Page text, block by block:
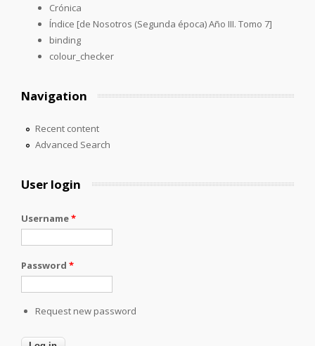
Crónica
Índice [de Nosotros (Segunda época) Año III. Tomo 7]
binding
colour_checker
Navigation
Recent content
Advanced Search
User login
Username*
Password *
Request new password